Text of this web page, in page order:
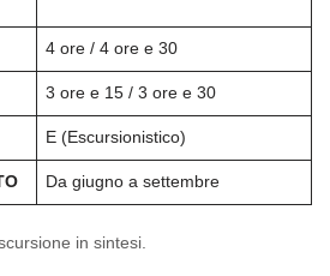
4 ore / 4 ore e 30
3 ore e 15 / 3 ore e 30
E (Escursionistico)
Da giugno a settembre
in sintesi.